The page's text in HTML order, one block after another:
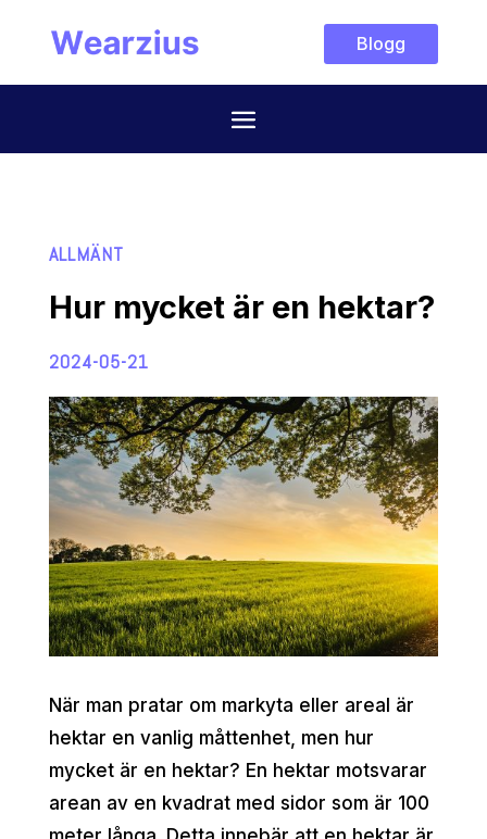
Blogg
ALLMÄNT
Hur mycket är en hektar?
2024-05-21
När man pratar om markyta eller areal är
hektar en vanlig måttenhet, men hur
mycket är en hektar? En hektar motsvarar
arean av en kvadrat med sidor som är 100